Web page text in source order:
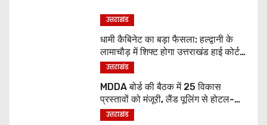
उत्तराखंड
धामी कैबिनेट का बड़ा फैसला: हल्द्वानी के
लामाचौड़ में शिफ्ट होगा उत्तराखंड हाई कोर्ट,
अन्य महत्वपूर्ण फैसले
उत्तराखंड
MDDA बोर्ड की बैठक में 25 विकास
प्रस्तावों को मंजूरी, लैंड पूलिंग से होटल-
पर्यटन परियोजनाओं को मिलेगी रफ्तार
उत्तराखंड